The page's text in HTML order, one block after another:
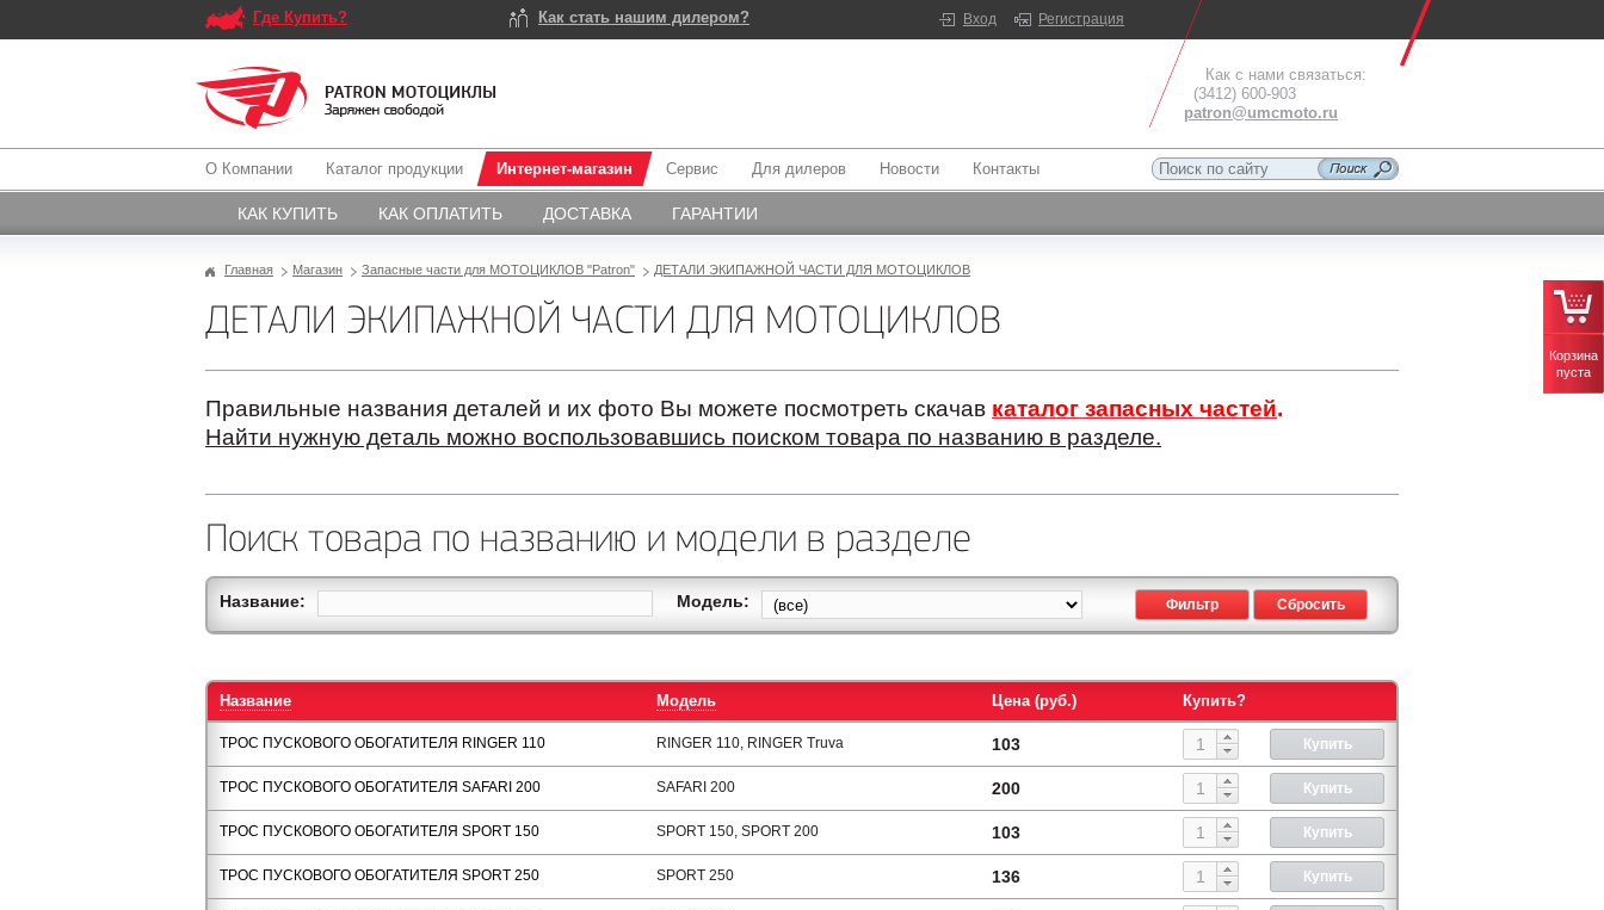
Вход Регистрация
Где Купить? Как стать нашим дилером?
Как с нами связаться:
(3412) 600-903
patron@umcmoto.ru
О Компании Каталог продукции Интернет-магазин
КАК КУПИТЬ КАК ОПЛАТИТЬ ДОСТАВКА ГАРАНТИИ
Сервис Для дилеров Новости Контакты
Корзина
пуста
Главная Магазин Запасные части для МОТОЦИКЛОВ "Patron" ДЕТАЛИ ЭКИПАЖНОЙ ЧАСТИ ДЛЯ МОТОЦИКЛОВ
ДЕТАЛИ ЭКИПАЖНОЙ ЧАСТИ ДЛЯ МОТОЦИКЛОВ
Правильные названия деталей и их фото Вы можете посмотреть скачав каталог запасных частей.
Найти нужную деталь можно воспользовавшись поиском товара по названию в разделе.
Поиск товара по названию и модели в разделе
Название: Модель:
Название Модель Цена (руб.) Купить?
ТРОС ПУСКОВОГО ОБОГАТИТЕЛЯ RINGER 110 RINGER 110, RINGER Truva 103
ТРОС ПУСКОВОГО ОБОГАТИТЕЛЯ SAFARI 200 SAFARI 200 200
ТРОС ПУСКОВОГО ОБОГАТИТЕЛЯ SPORT 150 SPORT 150, SPORT 200 103
ТРОС ПУСКОВОГО ОБОГАТИТЕЛЯ SPORT 250 SPORT 250 136